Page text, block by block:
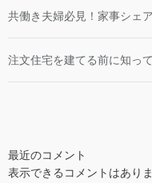
共働き夫婦必見！家事シェ
注文住宅を建てる前に知っ
最近のコメント
表示できるコメントはありま